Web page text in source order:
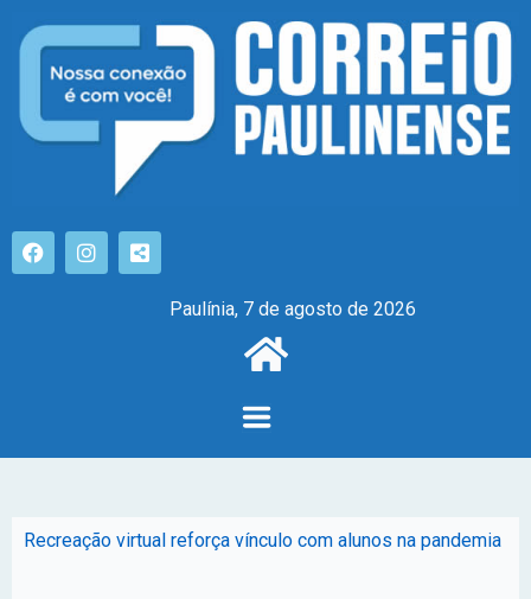
Paulínia, 7 de agosto de 2026
Recreação virtual reforça vínculo com alunos na pandemia